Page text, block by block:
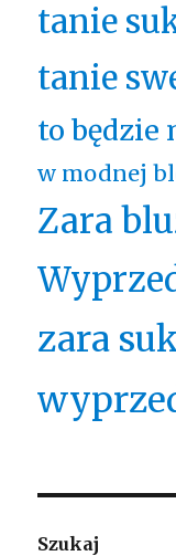
tanie
tanie
to będzie
w modnej
Zara
zara
Szukaj